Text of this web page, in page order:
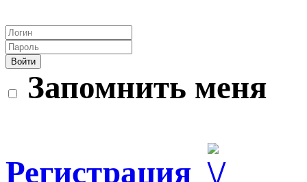
Войти
Запомнить меня
Регистрация